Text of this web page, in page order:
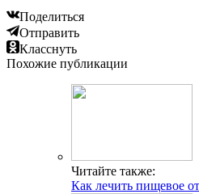
Поделиться
Отправить
Класснуть
Похожие публикации
Читайте также:
Как лечить пищевое